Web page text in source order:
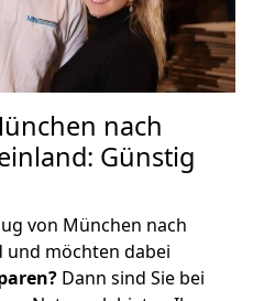
nach
Günstig
von München nach
und möchten dabei
Dann sind Sie bei